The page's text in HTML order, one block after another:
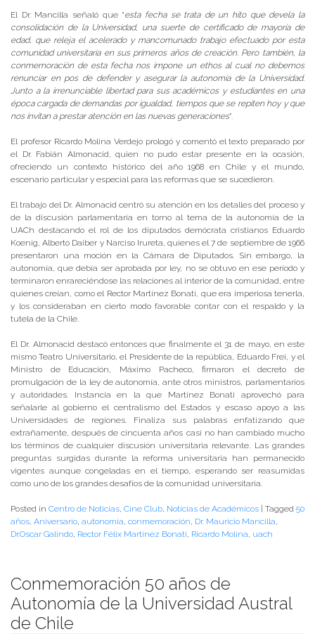
El Dr. Mancilla señaló que “esta fecha se trata de un hito que devela la
consolidación de la Universidad, una suerte de certificado de mayoría de
edad, que releja el acelerado y mancomunado trabajo efectuado por esta
comunidad universitaria en sus primeros años de creación. Pero también, la
conmemoración de esta fecha nos impone un ethos al cual no debemos
renunciar en pos de defender y asegurar la autonomía de la Universidad.
Junto a la irrenunciable libertad para sus académicos y estudiantes en una
época cargada de demandas por igualdad, tiempos que se repiten hoy y que
nos invitan a prestar atención en las nuevas generaciones”.
El profesor Ricardo Molina Verdejo prologó y comentó el texto preparado por
el Dr. Fabián Almonacid, quien no pudo estar presente en la ocasión,
ofreciendo un contexto histórico del año 1968 en Chile y el mundo,
escenario particular y especial para las reformas que se sucedieron.
El trabajo del Dr. Almonacid centró su atención en los detalles del proceso y
de la discusión parlamentaria en torno al tema de la autonomía de la
UACh destacando el rol de los diputados demócrata cristianos Eduardo
Koenig, Alberto Daiber y Narciso Irureta, quienes el 7 de septiembre de 1966
presentaron una moción en la Cámara de Diputados. Sin embargo, la
autonomía, que debía ser aprobada por ley, no se obtuvo en ese período y
terminaron enrareciéndose las relaciones al interior de la comunidad, entre
quienes creían, como el Rector Martínez Bonati, que era imperiosa tenerla,
y los consideraban en cierto modo favorable contar con el respaldo y la
tutela de la Chile.
El Dr. Almonacid destacó entonces que finalmente el 31 de mayo, en este
mismo Teatro Universitario, el Presidente de la república, Eduardo Frei, y el
Ministro de Educación, Máximo Pacheco, firmaron el decreto de
promulgación de la ley de autonomía, ante otros ministros, parlamentarios
y autoridades. Instancia en la que Martínez Bonati aprovechó para
señalarle al gobierno el centralismo del Estados y escaso apoyo a las
Universidades de regiones. Finaliza sus palabras enfatizando que
extrañamente, después de cincuenta años casi no han cambiado mucho
los términos de cualquier discusión universitaria relevante. Las grandes
preguntas surgidas durante la reforma universitaria han permanecido
vigentes aunque congeladas en el tiempo, esperando ser reasumidas
como uno de los grandes desafíos de la comunidad universitaria.
Posted in Centro de Noticias, Cine Club, Noticias de Académicos | Tagged 50
años, Aniversario, autonomía, conmemoración, Dr. Mauricio Mancilla,
Dr.Oscar Galindo, Rector Félix Martínez Bonati, Ricardo Molina, uach
Conmemoración 50 años de
Autonomía de la Universidad Austral
de Chile